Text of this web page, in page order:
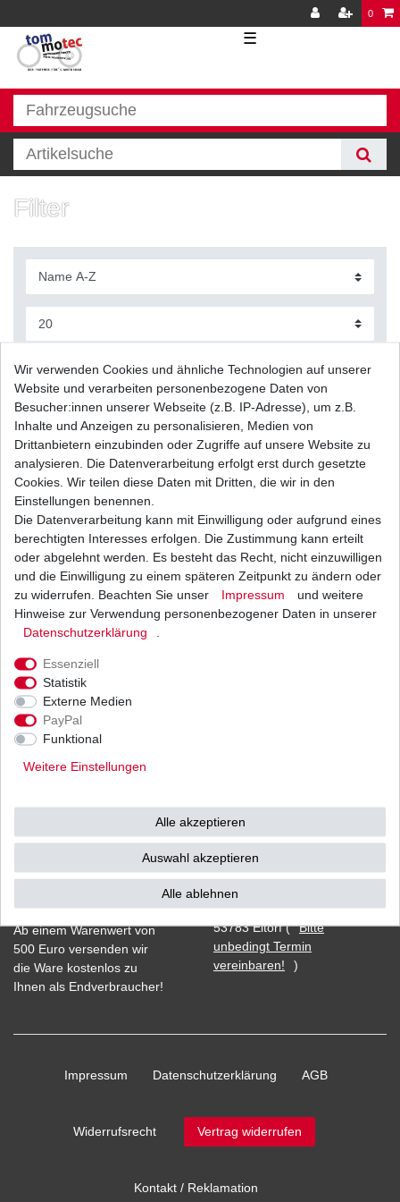
0
☰
Filter
Luftfilter Hiflo Kawasaki KLF 220 KLF 250 KLF
300 KVF 300 KVF 400
UVP 19,56 € 15,97 € *
1 Stück
Ölfilter Hiflo HF123 HF 123 Kawasaki ATV
UVP 4,43 €
Ab einem Warenwert von
500 Euro versenden wir
die Ware kostenlos zu
Ihnen als Endverbraucher!
Vorkasse
Barzahlung bei Abholung in
53783 Eitorf (
Bitte
unbedingt Termin
vereinbaren!
)
Impressum Daten­schutz­erklärung AGB
Widerrufs­recht Vertrag widerrufen
Kontakt / Reklamation
Wir verwenden Cookies und ähnliche Technologien auf unserer
Website und verarbeiten personenbezogene Daten von
Besucher:innen unserer Webseite (z.B. IP-Adresse), um z.B.
Inhalte und Anzeigen zu personalisieren, Medien von
Drittanbietern einzubinden oder Zugriffe auf unsere Website zu
analysieren. Die Datenverarbeitung erfolgt erst durch gesetzte
Cookies. Wir teilen diese Daten mit Dritten, die wir in den
Einstellungen benennen.
Die Datenverarbeitung kann mit Einwilligung oder aufgrund eines
berechtigten Interesses erfolgen. Die Zustimmung kann erteilt
oder abgelehnt werden. Es besteht das Recht, nicht einzuwilligen
und die Einwilligung zu einem späteren Zeitpunkt zu ändern oder
zu widerrufen. Beachten Sie unser
Impressum
und weitere
Hinweise zur Verwendung personenbezogener Daten in unserer
Daten­schutz­erklärung
Essenziell
Statistik
Externe Medien
PayPal
Funktional
Weitere Einstellungen
Alle akzeptieren
Auswahl akzeptieren
Alle ablehnen